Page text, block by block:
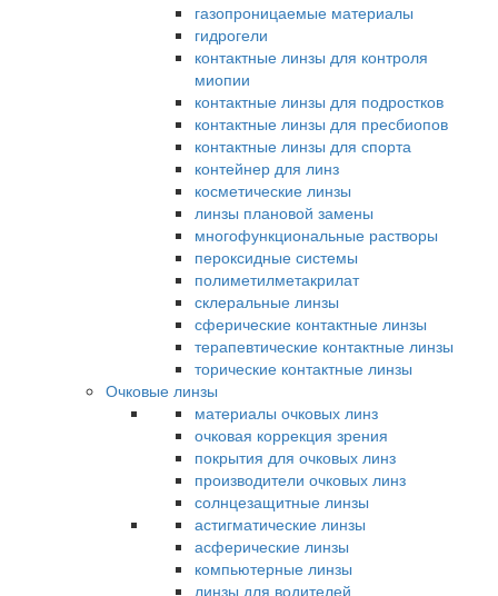
газопроницаемые материалы
гидрогели
контактные линзы для контроля
миопии
контактные линзы для подростков
контактные линзы для пресбиопов
контактные линзы для спорта
контейнер для линз
косметические линзы
линзы плановой замены
многофункциональные растворы
пероксидные системы
полиметилметакрилат
склеральные линзы
сферические контактные линзы
терапевтические контактные линзы
торические контактные линзы
Очковые линзы
материалы очковых линз
очковая коррекция зрения
покрытия для очковых линз
производители очковых линз
солнцезащитные линзы
астигматические линзы
асферические линзы
компьютерные линзы
линзы для водителей